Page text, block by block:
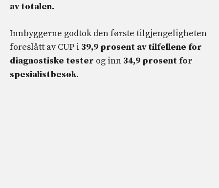
av totalen.
Innbyggerne godtok den første tilgjengeligheten
foreslått av CUP i 39,9 prosent av tilfellene for
diagnostiske tester og inn 34,9 prosent for
spesialistbesøk.